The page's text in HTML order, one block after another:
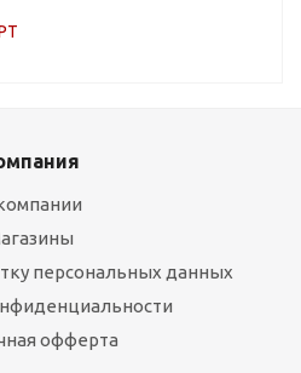
персональных данных
офферта